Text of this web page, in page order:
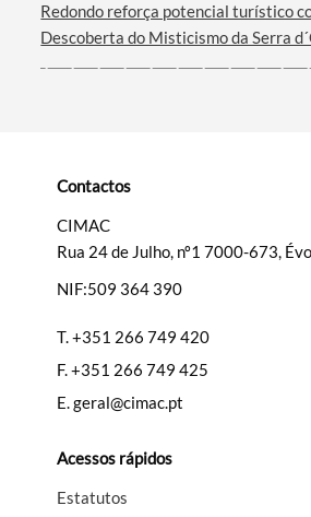
Redondo reforça potencial turístico
Descoberta do Misticismo da Serra
Contactos
CIMAC
Rua 24 de Julho, nº1 7000-673,
NIF:509 364 390
T.+351 266 749 420
F.+351 266 749 425
E.geral@cimac.pt
Acessos rápidos
Estatutos